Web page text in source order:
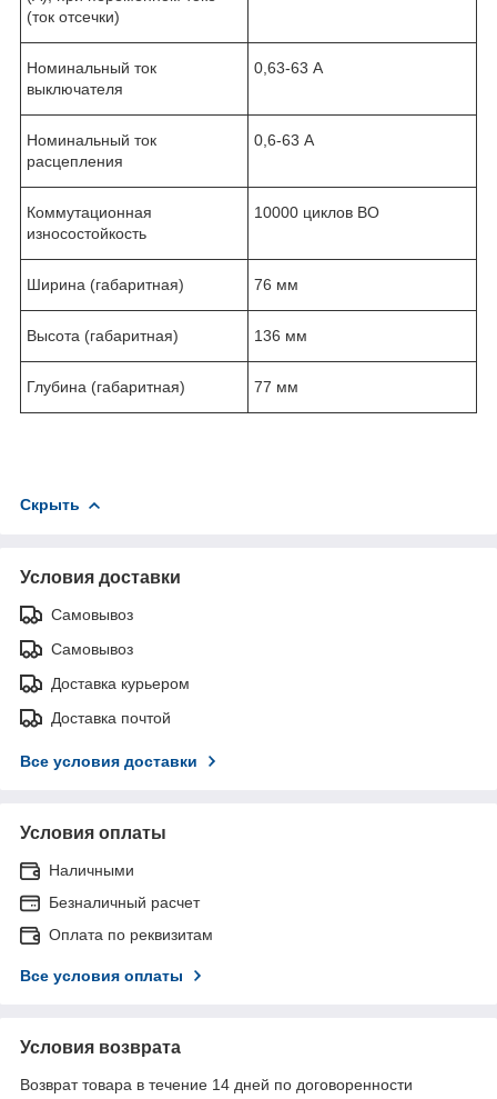
(ток отсечки)
Номинальный ток
выключателя
0,63-63 А
Номинальный ток
расцепления
0,6-63 А
Коммутационная
износостойкость
10000 циклов ВО
Ширина (габаритная) 76 мм
Высота (габаритная) 136 мм
Глубина (габаритная) 77 мм
Скрыть
Условия доставки
Самовывоз
Самовывоз
Доставка курьером
Доставка почтой
Все условия доставки
Условия оплаты
Наличными
Безналичный расчет
Оплата по реквизитам
Все условия оплаты
Условия возврата
Возврат товара в течение 14 дней по договоренности